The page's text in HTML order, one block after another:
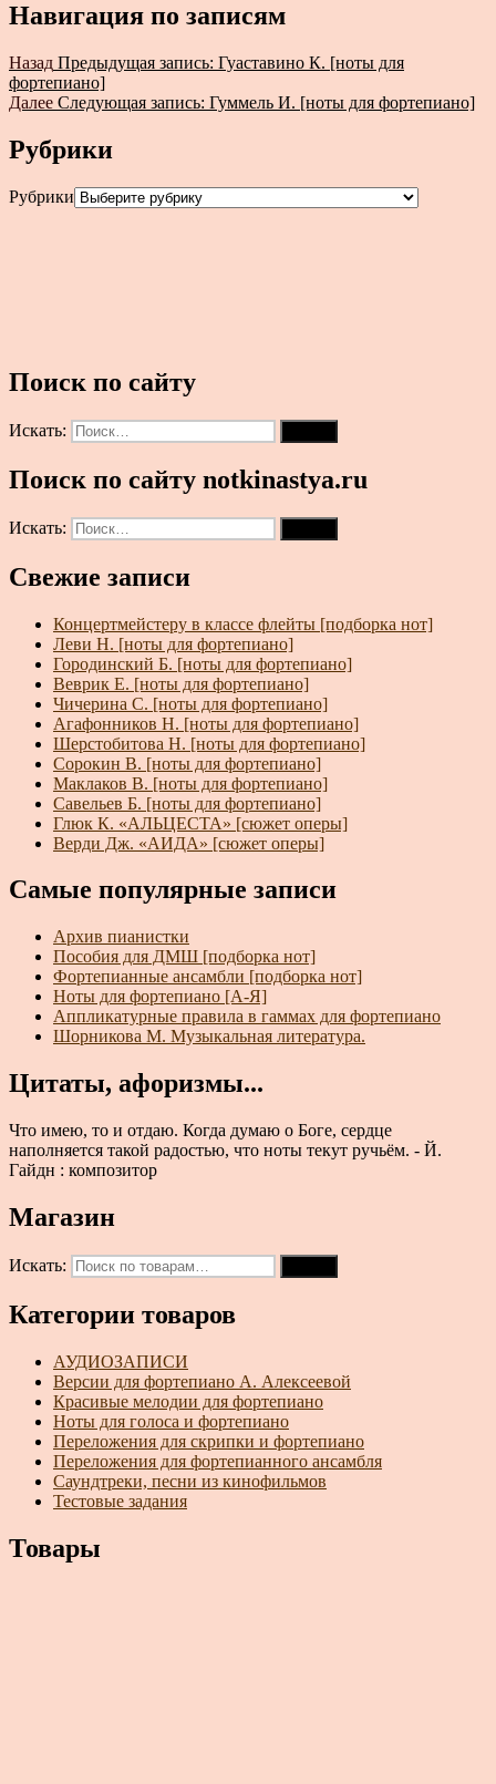
Навигация по записям
Назад Предыдущая запись: Гуаставино К. [ноты для
фортепиано]
Далее Следующая запись: Гуммель И. [ноты для фортепиано]
Рубрики
Рубрики
Поиск по сайту
Искать:
Поиск по сайту notkinastya.ru
Искать:
Свежие записи
Концертмейстеру в классе флейты [подборка нот]
Леви Н. [ноты для фортепиано]
Городинский Б. [ноты для фортепиано]
Веврик Е. [ноты для фортепиано]
Чичерина С. [ноты для фортепиано]
Агафонников Н. [ноты для фортепиано]
Шерстобитова Н. [ноты для фортепиано]
Сорокин В. [ноты для фортепиано]
Маклаков В. [ноты для фортепиано]
Савельев Б. [ноты для фортепиано]
Глюк К. «АЛЬЦЕСТА» [сюжет оперы]
Верди Дж. «АИДА» [сюжет оперы]
Самые популярные записи
Архив пианистки
Пособия для ДМШ [подборка нот]
Фортепианные ансамбли [подборка нот]
Ноты для фортепиано [А-Я]
Аппликатурные правила в гаммах для фортепиано
Шорникова М. Музыкальная литература.
Цитаты, афоризмы...
Что имею, то и отдаю. Когда думаю о Боге, сердце
наполняется такой радостью, что ноты текут ручьём. - Й.
Гайдн : композитор
Магазин
Искать:
Категории товаров
АУДИОЗАПИСИ
Версии для фортепиано А. Алексеевой
Красивые мелодии для фортепиано
Ноты для голоса и фортепиано
Переложения для скрипки и фортепиано
Переложения для фортепианного ансамбля
Саундтреки, песни из кинофильмов
Тестовые задания
Товары